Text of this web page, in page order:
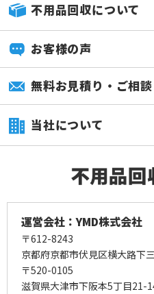
不用品回収について
お客様の声
無料お見積り・ご相談
当社について
運営会社：YMD株式会社
〒612-8243
京都府京都市伏見区横大路下
〒520-0105
滋賀県大津市下阪本5丁目21-